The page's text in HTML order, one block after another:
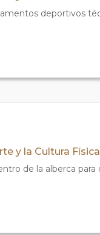
deportivos
y la Cultura Física
de la alberca